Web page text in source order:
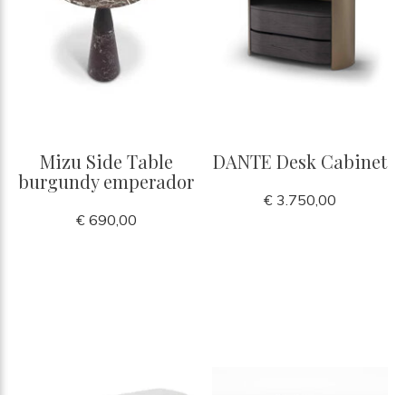
Mizu Side Table
burgundy emperador
€ 690,00
DANTE Desk Cabinet
€ 3.750,00